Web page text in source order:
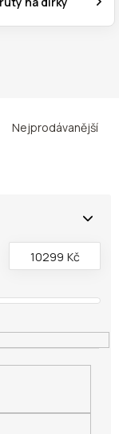
Nejprodávanější
10299 Kč